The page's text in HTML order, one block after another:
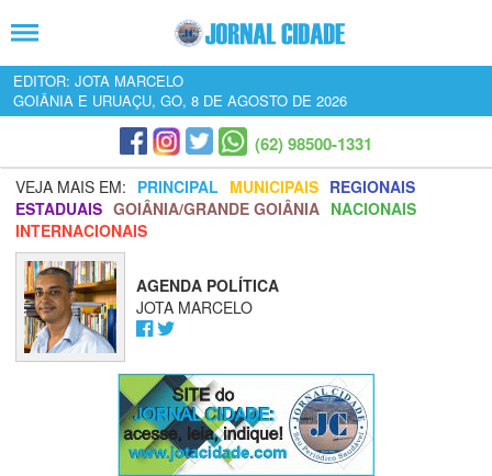
EDITOR: JOTA MARCELO
GOIÂNIA E URUAÇU, GO, 8 DE AGOSTO DE 2026
(62) 98500-1331
VEJA MAIS EM: PRINCIPAL MUNICIPAIS REGIONAIS
ESTADUAIS GOIÂNIA/GRANDE GOIÂNIA NACIONAIS
INTERNACIONAIS
AGENDA POLÍTICA
JOTA MARCELO